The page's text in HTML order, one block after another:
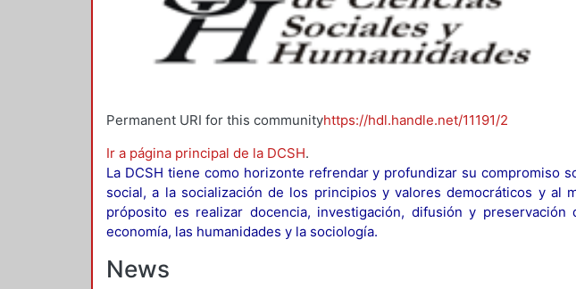
Permanent URI for this communityhttps://hdl.handle.net/11191/2
Ir a página principal de la DCSH.
La DCSH tiene como horizonte refrendar y profundizar su compromiso
social, a la socialización de los principios y valores democráticos y al
próposito es realizar docencia, investigación, difusión y
economía, las humanidades y la sociología.
News